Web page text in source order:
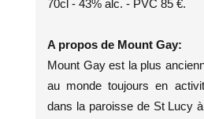
70cl - 43% alc. - PVC 85 €.
A propos de Mount Gay:
Mount Gay est la plus
au monde toujours en
dans la paroisse de St Lucy